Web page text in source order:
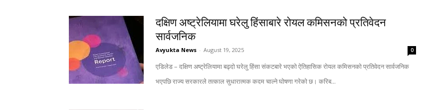
दक्षिण अष्ट्रेलियामा घरेलु हिंसाबारे रोयल कमिसनको प्रतिवेदन
सार्वजनिक
Avyukta News - August 19, 2025 0
एडिलेड – दक्षिण अष्ट्रेलियामा बढ्दो घरेलु हिंसा संकटबारे भएको ऐतिहासिक रोयल कमिसनको प्रतिवेदन सार्वजनिक
भएपछि राज्य सरकारले तत्काल सुधारात्मक कदम चाल्ने घोषणा गरेको छ। करिब...